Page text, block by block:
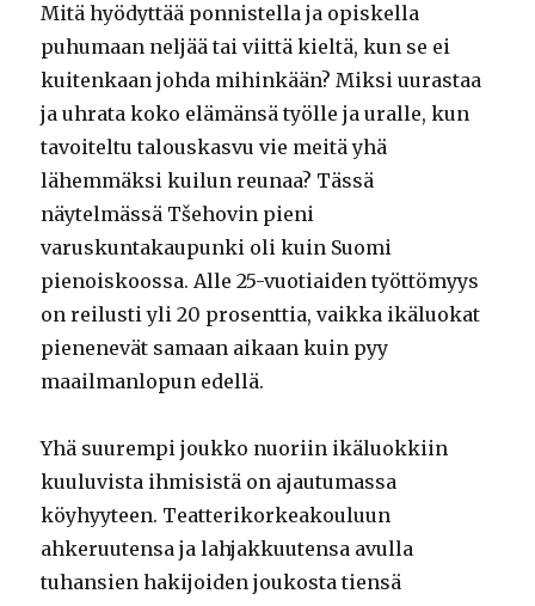
Mitä hyödyttää ponnistella ja opiskella
puhumaan neljää tai viittä kieltä, kun se ei
kuitenkaan johda mihinkään? Miksi uurastaa
ja uhrata koko elämänsä työlle ja uralle, kun
tavoiteltu talouskasvu vie meitä yhä
lähemmäksi kuilun reunaa? Tässä
näytelmässä Tšehovin pieni
varuskuntakaupunki oli kuin Suomi
pienoiskoossa. Alle 25-vuotiaiden työttömyys
on reilusti yli 20 prosenttia, vaikka ikäluokat
pienenevät samaan aikaan kuin pyy
maailmanlopun edellä.
Yhä suurempi joukko nuoriin ikäluokkiin
kuuluvista ihmisistä on ajautumassa
köyhyyteen. Teatterikorkeakouluun
ahkeruutensa ja lahjakkuutensa avulla
tuhansien hakijoiden joukosta tiensä